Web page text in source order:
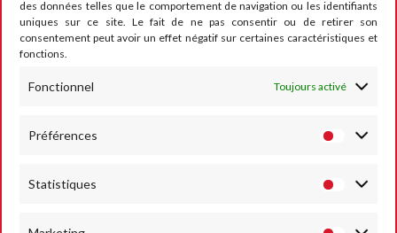
des données telles que le comportement de navigation ou les identifiants
uniques sur ce site. Le fait de ne pas consentir ou de retirer son
consentement peut avoir un effet négatif sur certaines caractéristiques et
fonctions.
Fonctionnel Toujours activé
Préférences
Statistiques
RUMESM ASBL – Circuit Jules Tacheny
6, rue Saint Donat
Email : info@mettet-xp.be